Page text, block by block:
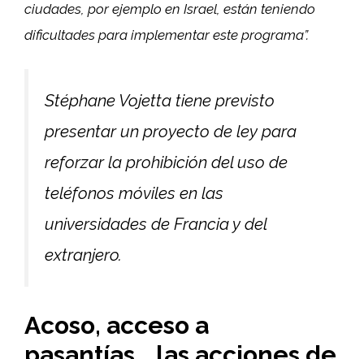
ciudades, por ejemplo en Israel, están teniendo
dificultades para implementar este programa”.
Stéphane Vojetta tiene previsto
presentar un proyecto de ley para
reforzar la prohibición del uso de
teléfonos móviles en las
universidades de Francia y del
extranjero.
Acoso, acceso a